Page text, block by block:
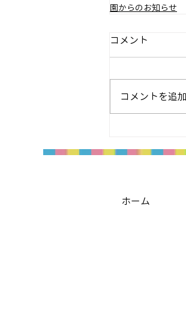
園からのお知らせ
コメント
コメントを追
ホーム